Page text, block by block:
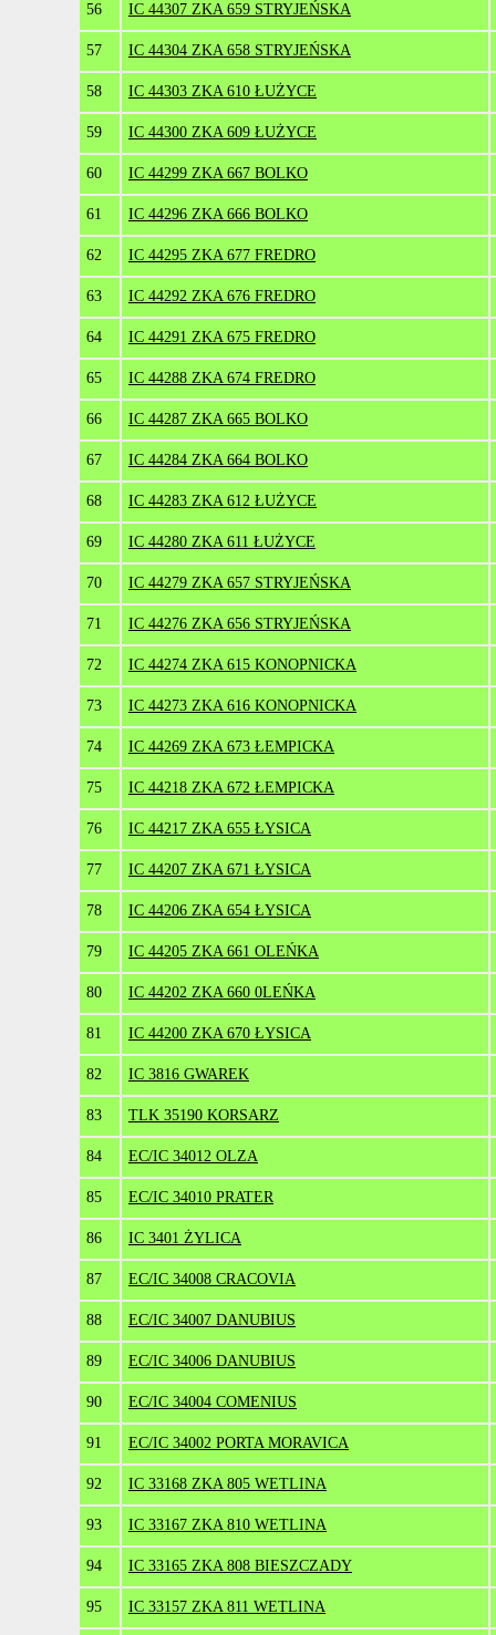
56 IC 44307 ZKA 659 STRYJEŃSKA
57 IC 44304 ZKA 658 STRYJEŃSKA
58 IC 44303 ZKA 610 ŁUŻYCE
59 IC 44300 ZKA 609 ŁUŻYCE
60 IC 44299 ZKA 667 BOLKO
61 IC 44296 ZKA 666 BOLKO
62 IC 44295 ZKA 677 FREDRO
63 IC 44292 ZKA 676 FREDRO
64 IC 44291 ZKA 675 FREDRO
65 IC 44288 ZKA 674 FREDRO
66 IC 44287 ZKA 665 BOLKO
67 IC 44284 ZKA 664 BOLKO
68 IC 44283 ZKA 612 ŁUŻYCE
69 IC 44280 ZKA 611 ŁUŻYCE
70 IC 44279 ZKA 657 STRYJEŃSKA
71 IC 44276 ZKA 656 STRYJEŃSKA
72 IC 44274 ZKA 615 KONOPNICKA
73 IC 44273 ZKA 616 KONOPNICKA
74 IC 44269 ZKA 673 ŁEMPICKA
75 IC 44218 ZKA 672 ŁEMPICKA
76 IC 44217 ZKA 655 ŁYSICA
77 IC 44207 ZKA 671 ŁYSICA
78 IC 44206 ZKA 654 ŁYSICA
79 IC 44205 ZKA 661 OLEŃKA
80 IC 44202 ZKA 660 0LEŃKA
81 IC 44200 ZKA 670 ŁYSICA
82 IC 3816 GWAREK
83 TLK 35190 KORSARZ
84 EC/IC 34012 OLZA
85 EC/IC 34010 PRATER
86 IC 3401 ŻYLICA
87 EC/IC 34008 CRACOVIA
88 EC/IC 34007 DANUBIUS
89 EC/IC 34006 DANUBIUS
90 EC/IC 34004 COMENIUS
91 EC/IC 34002 PORTA MORAVICA
92 IC 33168 ZKA 805 WETLINA
93 IC 33167 ZKA 810 WETLINA
94 IC 33165 ZKA 808 BIESZCZADY
95 IC 33157 ZKA 811 WETLINA